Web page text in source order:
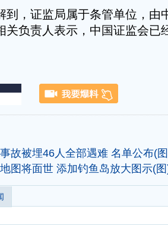
，证监局属于条管单位，由
关负责人表示，中国证监会已
故被埋46人全部遇难 名单公布(
图将面世 添加钓鱼岛放大图示(